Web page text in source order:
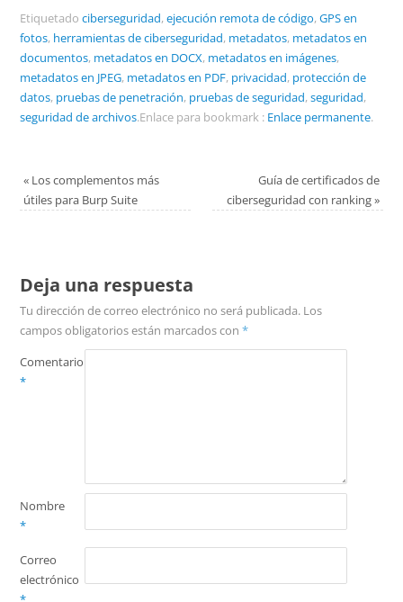
Etiquetado ciberseguridad,ejecución remota de código,GPS en
fotos, herramientas de ciberseguridad, metadatos, metadatos en
documentos, metadatos en DOCX, metadatos en imágenes,
metadatos en JPEG, metadatos en PDF, privacidad, protección de
datos, pruebas de penetración, pruebas de seguridad,seguridad,
seguridad de archivos.Enlace para bookmark : Enlace permanente.
«Los complementos más
útiles para Burp Suite
Guía de certificados de
ciberseguridad con ranking»
Deja una respuesta
Tu dirección de correo electrónico no será publicada. Los
campos obligatorios están marcados con *
Comentario
*
Nombre
*
Correo
electrónico